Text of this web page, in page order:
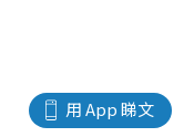
用 App 睇文